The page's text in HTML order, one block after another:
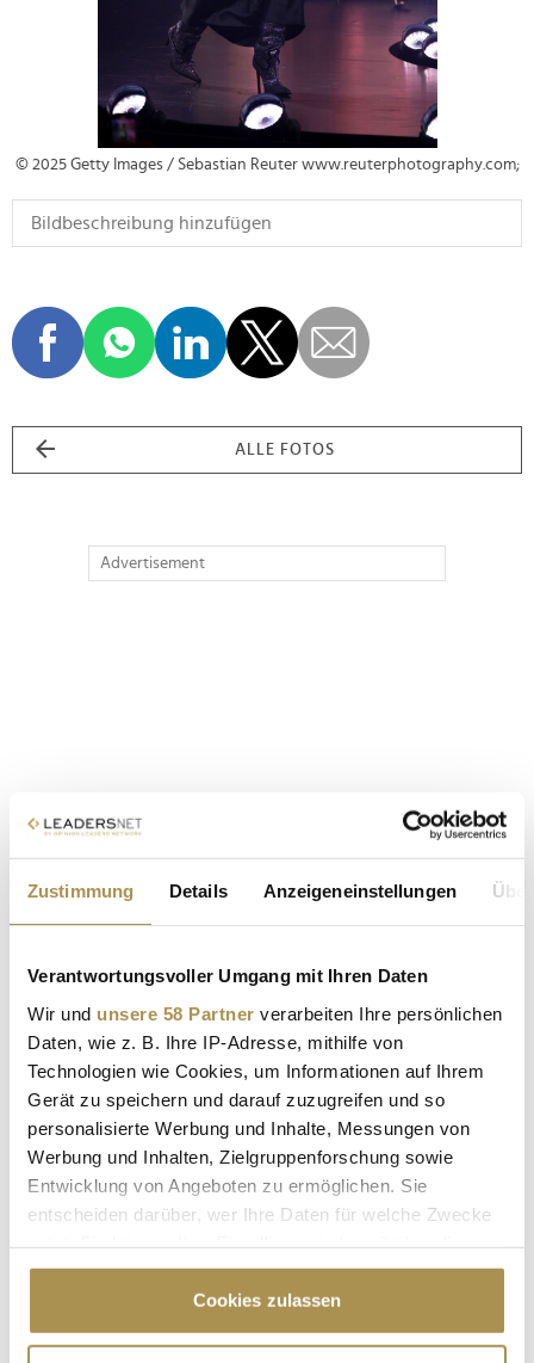
Zustimmung Details Anzeigeneinstellungen
Verantwortungsvoller Umgang mit Ihren Daten
Wir und unsere 58 Partner verarbeiten Ihre persönlichen
Daten, wie z. B. Ihre IP-Adresse, mithilfe von
Technologien wie Cookies, um Informationen auf Ihrem
Gerät zu speichern und darauf zuzugreifen und so
personalisierte Werbung und Inhalte, Messungen von
Werbung und Inhalten, Zielgruppenforschung sowie
Entwicklung von Angeboten zu ermöglichen. Sie
entscheiden darüber, wer Ihre Daten für welche Zwecke
Cookie-Erklärung oder durch Klicken auf das Privacy
Trigger Symbol ändern oder widerrufen
Cookies zulassen
© 2025 Getty Images / Sebastian Reuter www.reuterphotography.com;
ALLE FOTOS
Advertisement